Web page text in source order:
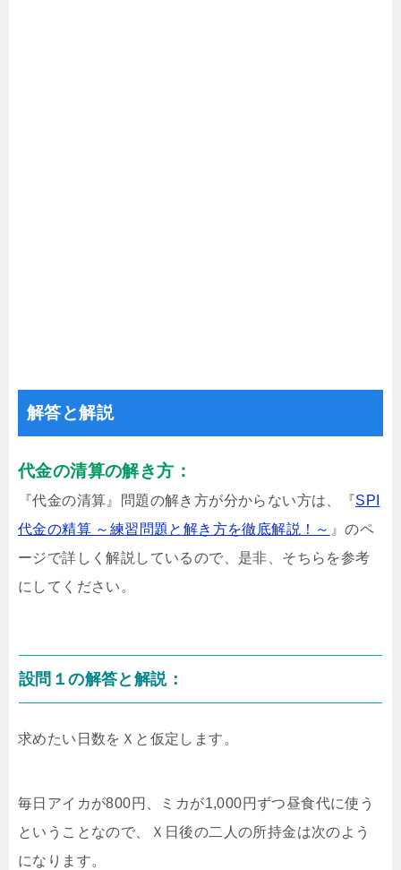
解答と解説
代金の清算の解き方：
『代金の清算』問題の解き方が分からない方は、『SPI
代金の精算 ～練習問題と解き方を徹底解説！～ 』のペ
ージで詳しく解説しているので、是非、そちらを参考
にしてください。
設問１の解答と解説：
求めたい日数をＸと仮定します。
毎日アイカが800円、ミカが1,000円ずつ昼食代に使う
ということなので、Ｘ日後の二人の所持金は次のよう
になります。